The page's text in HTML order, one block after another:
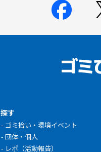
探す
ゴミ拾い・環境イベント
団体・個人
レポ（活動報告）